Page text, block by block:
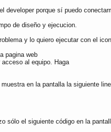
developer porque sí puedo
de diseño y ejecucion.
y lo quiero ejecutar con el
pagina web
al equipo. Haga
en la pantalla la siguiente
sólo el siguiente código en la